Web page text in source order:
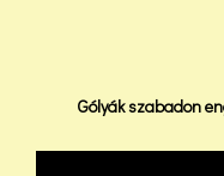
Gólyák szabadon